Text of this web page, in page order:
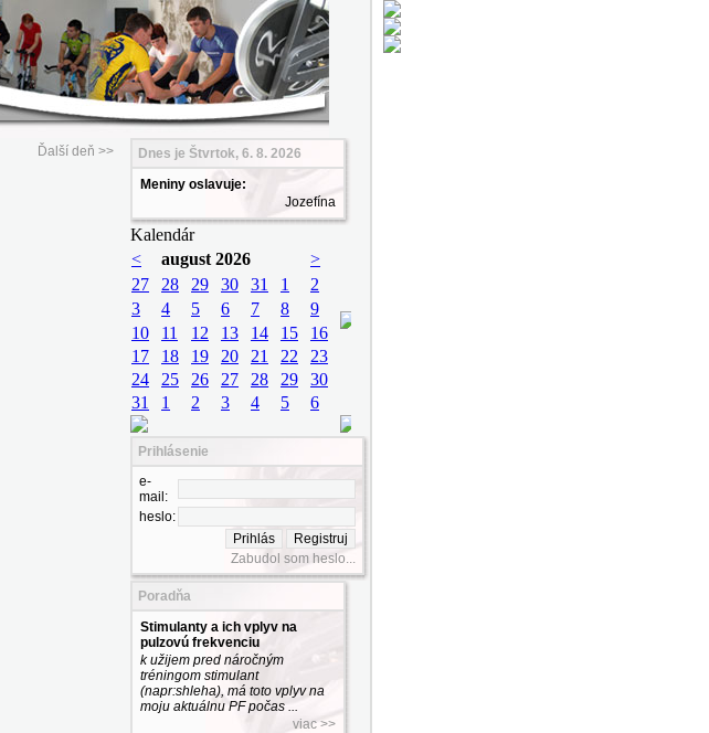
Ďalší deň >>
Dnes je Štvrtok, 6. 8. 2026
Meniny oslavuje:
Jozefína
Prihlásenie
e-
mail:
heslo:
Zabudol som heslo...
Poradňa
Stimulanty a ich vplyv na
pulzovú frekvenciu
k užijem pred náročným
tréningom stimulant
(napr:shleha), má toto vplyv na
moju aktuálnu PF počas ...
viac >>